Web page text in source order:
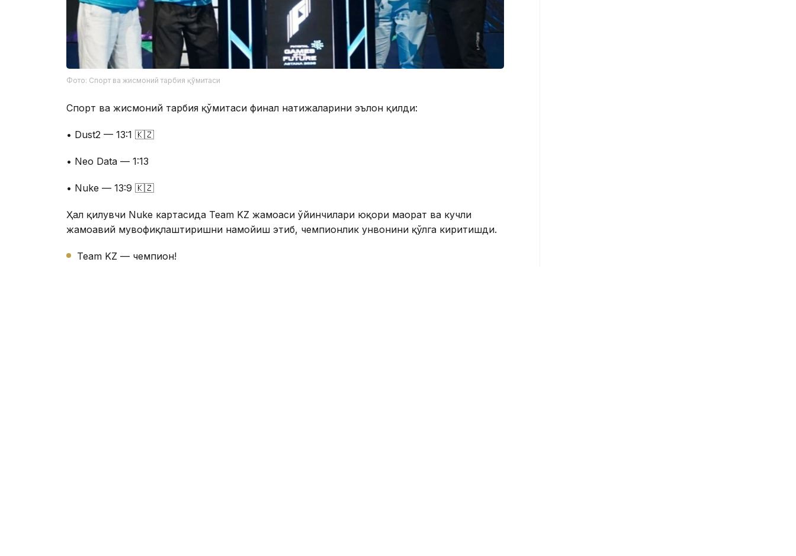
Фото: Спорт ва жисмоний тарбия қўмитаси
Спорт ва жисмоний тарбия қўмитаси финал натижаларини эълон қилди:
• Dust2 — 13:1 🇰🇿
• Neo Data — 1:13
• Nuke — 13:9 🇰🇿
Ҳал қилувчи Nuke картасида Team KZ жамоаси ўйинчилари юқори маҳорат ва кучли
жамоавий мувофиқлаштиришни намойиш этиб, чемпионлик унвонини қўлга киритишди.
Team KZ — чемпион!